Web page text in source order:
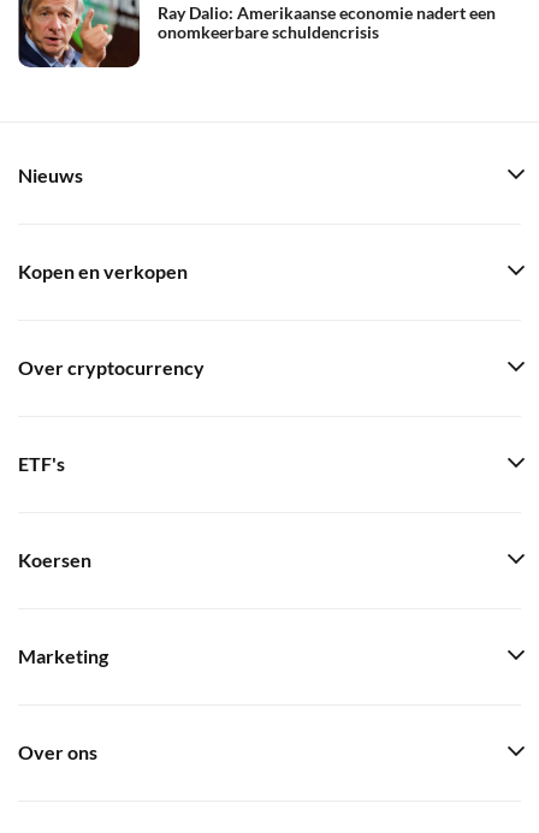
Ray Dalio: Amerikaanse economie nadert een
onomkeerbare schuldencrisis
Nieuws
Kopen en verkopen
Over cryptocurrency
ETF's
Koersen
Marketing
Over ons